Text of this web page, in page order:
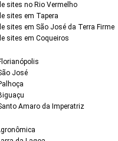
sites no Rio Vermelho
sites em Tapera
sites em São José da Terra Firme
sites em Coqueiros
José
Amaro da Imperatriz